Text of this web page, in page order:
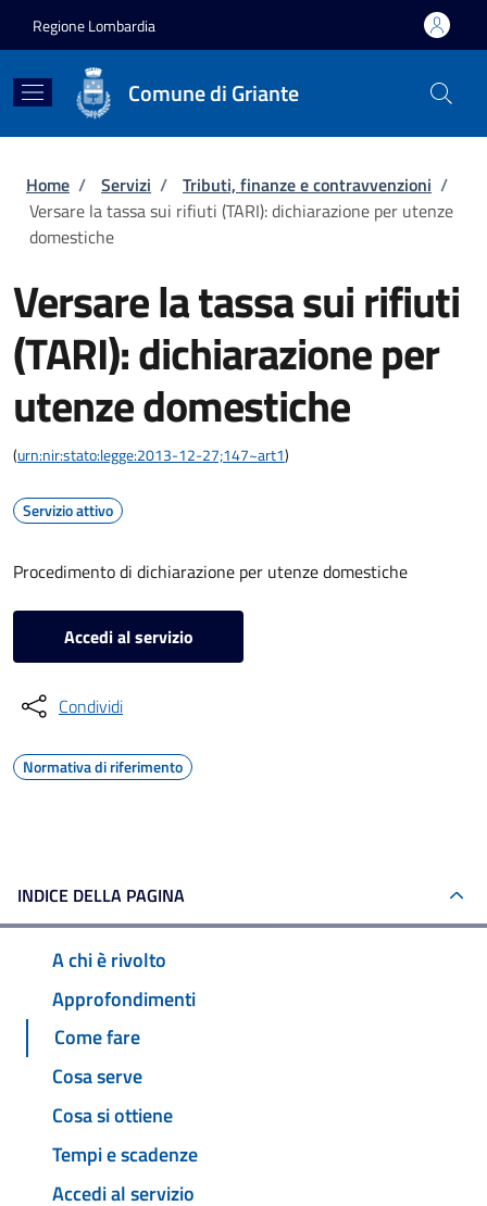
Regione Lombardia
Comune di Griante
Briciole di pane
Home / Servizi / Tributi, finanze e contravvenzioni /
Versare la tassa sui rifiuti (TARI): dichiarazione per utenze
domestiche
Versare la tassa sui rifiuti
(TARI): dichiarazione per
utenze domestiche
(urn:nir:stato:legge:2013-12-27;147~art1)
Servizio attivo
Procedimento di dichiarazione per utenze domestiche
Accedi al servizio
Condividi
Normativa di riferimento
INDICE DELLA PAGINA
A chi è rivolto
Approfondimenti
Come fare
Cosa serve
Cosa si ottiene
Tempi e scadenze
Accedi al servizio